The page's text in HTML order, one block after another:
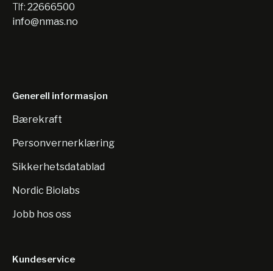
Tlf: 22666500
info@nmas.no
Generell informasjon
Bærekraft
Personvernerklæring
Sikkerhetsdatablad
Nordic Biolabs
Jobb hos oss
Kundeservice